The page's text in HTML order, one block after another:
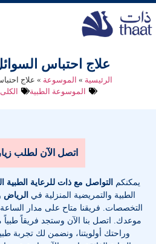
علاج احتباس
الرئيسية » الموسوعة » علاج
الموسوعة الطبية
اتصل الآن لطلب
يمكنكم التواصل مع ذات للرعاية الطبية
الطبية والتمريضية المنزلية في الرياض
التخصصات . فريقنا متاح على مدار
موعدك. اتصل بنا الآن وستجد فريقاً
وراحتك أولويتنا، ونضمن لك تجربة